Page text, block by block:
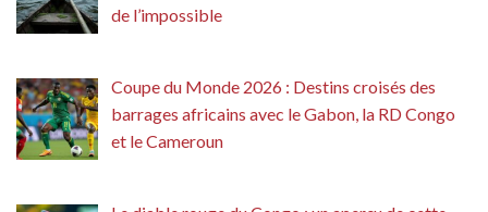
de l’impossible
Coupe du Monde 2026 : Destins croisés des
barrages africains avec le Gabon, la RD Congo
et le Cameroun